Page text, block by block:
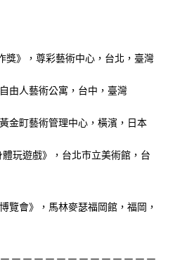
獎》，尊彩藝術中心，台北，臺灣
由人藝術公寓，台中，臺灣
金町藝術管理中心，橫濱，日本
玩遊戲》，台北市立美術館，台
覽會》，馬林麥瑟福岡館，福岡，
－－－－－－－－－－－－－